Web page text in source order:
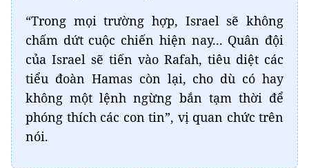
“Trong mọi trường hợp, Israel sẽ không
chấm dứt cuộc chiến hiện nay... Quân đội
của Israel sẽ tiến vào Rafah, tiêu diệt các
tiểu đoàn Hamas còn lại, cho dù có hay
không một lệnh ngừng bắn tạm thời để
phóng thích các con tin”, vị quan chức trên
nói.